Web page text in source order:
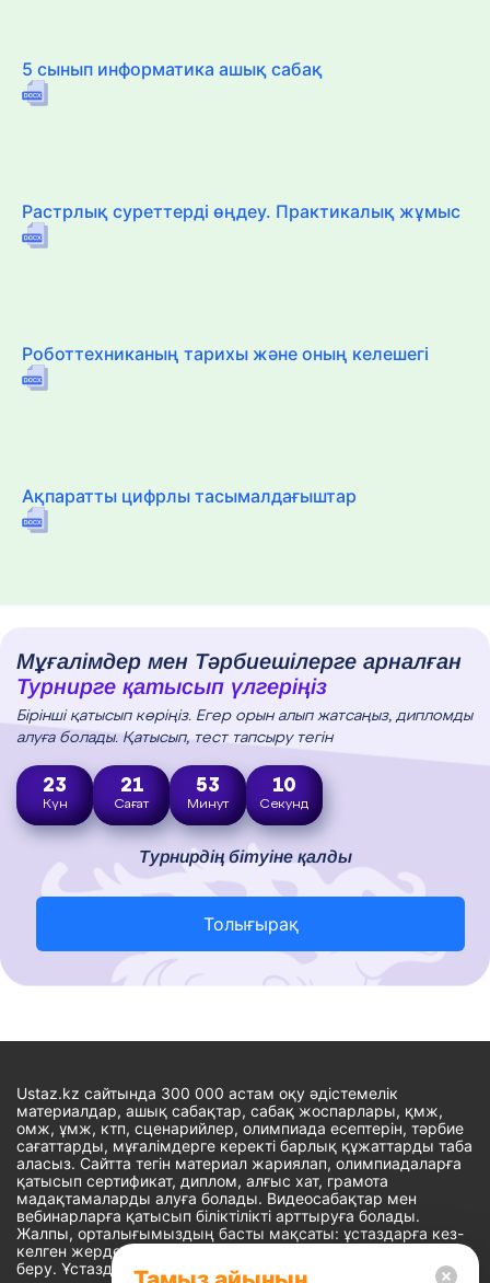
5 сынып информатика ашық сабақ
Растрлық суреттерді өңдеу. Практикалық жұмыс
Роботтехниканың тарихы және оның келешегі
Ақпаратты цифрлы тасымалдағыштар
Мұғалімдер мен Тәрбиешілерге арналған
Турнирге қатысып үлгеріңіз
Бірінші қатысып көріңіз. Егер орын алып жатсаңыз, дипломды
алуға болады. Қатысып, тест тапсыру тегін
23
Күн
21
Сағат
53
Минут
9
Секунд
Турнирдің бітуіне қалды
Толығырақ
Ustaz.kz сайтында 300 000 астам оқу әдістемелік
материалдар, ашық сабақтар, сабақ жоспарлары, қмж,
омж, ұмж, ктп, сценарийлер, олимпиада есептерін, тәрбие
сағаттарды, мұғалімдерге керекті барлық құжаттарды таба
аласыз. Сайтта тегін материал жариялап, олимпиадаларға
қатысып сертификат, диплом, алғыс хат, грамота
мадақтамаларды алуға болады. Видеосабақтар мен
вебинарларға қатысып біліктілікті арттыруға болады.
Жалпы, орталығымыздың басты мақсаты: ұстаздарға кез-
келген жерде, кез-келген уақытта білім алуына мүмкіндік
беру. Ұстаздардың барлық өзекті мәселелеріне